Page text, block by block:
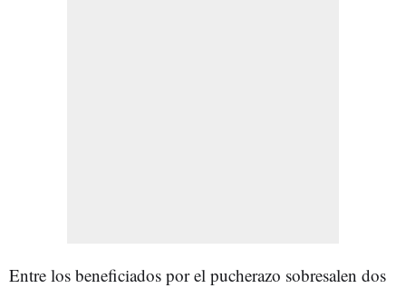
Entre los beneficiados por el pucherazo sobresalen dos